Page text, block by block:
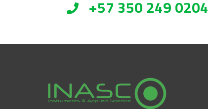
+57 350 249 0204